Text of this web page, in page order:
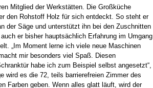
Mitglied der Werkstätten. Die Großküche
den Rohstoff Holz für sich entdeckt. So steht er
der Säge und unterstützt ihn bei den Zuschnitten
er bisher hauptsächlich Erfahrung im Umgang
„Im Moment lerne ich viele neue Maschinen
mir besonders viel Spaß. Diesen
habe ich zum Beispiel selbst angesetzt“,
wird es die 72, teils barrierefreien Zimmer des
Farben geben. Wenn alles glatt läuft, wird der